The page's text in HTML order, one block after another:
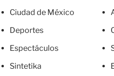
Ciudad de México
Deportes
Espectáculos
Sintetika